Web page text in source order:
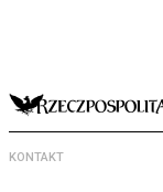
KONTAKT